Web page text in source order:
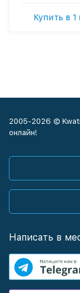
Купить в 1
2005-2026 ©
онлайн!
Написать в